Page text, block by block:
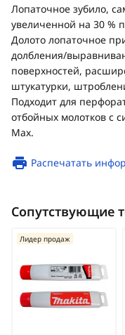
Лопаточное зубило,
увеличенной на 30 %
Долото лопаточное
долбления/
поверхностей,
штукатурки,
Подходит для
отбойных молотков с
Max.
Распечатать
Сопутствующие
Лидер продаж